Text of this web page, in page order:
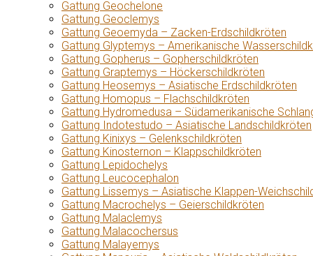
Gattung Geochelone
Gattung Geoclemys
Gattung Geoemyda – Zacken-Erdschildkröten
Gattung Glyptemys – Amerikanische
Gattung Gopherus – Gopherschildkröten
Gattung Graptemys – Höckerschildkröten
Gattung Heosemys – Asiatische Erdschildkröten
Gattung Homopus – Flachschildkröten
Gattung Hydromedusa – Südamerikanische
Gattung Indotestudo – Asiatische Landschildkröten
Gattung Kinixys – Gelenkschildkröten
Gattung Kinosternon – Klappschildkröten
Gattung Lepidochelys
Gattung Leucocephalon
Gattung Lissemys – Asiatische Klappen-
Gattung Macrochelys – Geierschildkröten
Gattung Malaclemys
Gattung Malacochersus
Gattung Malayemys